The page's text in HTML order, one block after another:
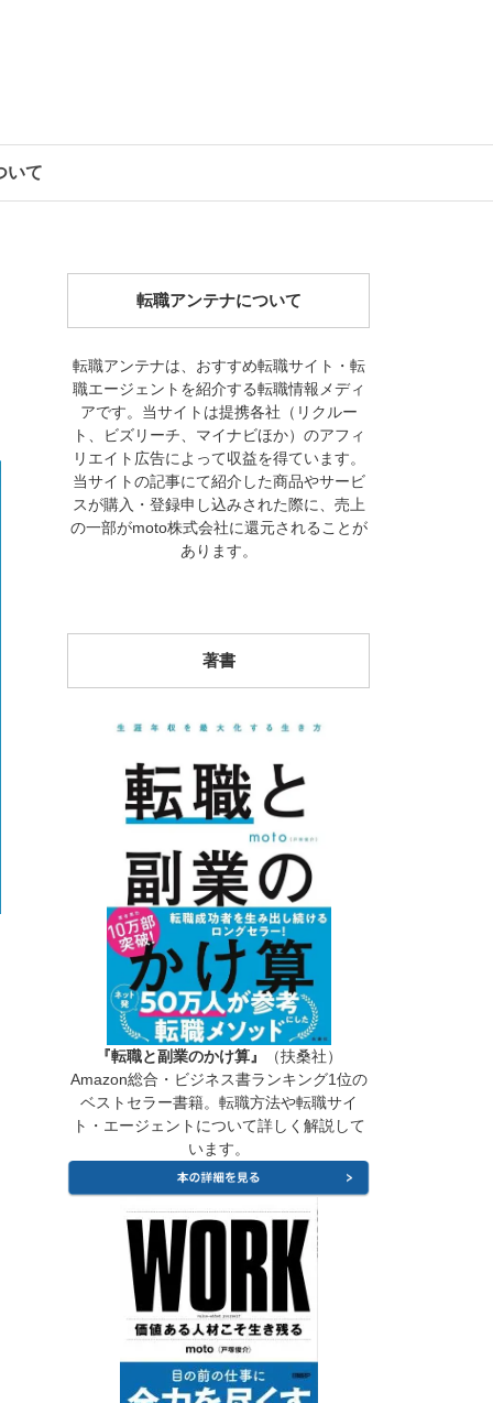
いて
転職アンテナについて
転職アンテナは、おすすめ転職サイト・転
職エージェントを紹介する転職情報メディ
アです。当サイトは提携各社（リクルー
ト、ビズリーチ、マイナビほか）のアフィ
リエイト広告によって収益を得ています。
当サイトの記事にて紹介した商品やサービ
スが購入・登録申し込みされた際に、売上
の一部がmoto株式会社に還元されることが
あります。
著書
『転職と副業のかけ算』
（扶桑社）
Amazon総合・ビジネス書ランキング1位の
ベストセラー書籍。転職方法や転職サイ
ト・エージェントについて詳しく解説して
います。